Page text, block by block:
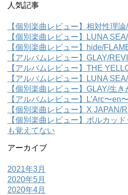
人気記事
【個別楽曲レビュー】相対性理
【個別楽曲レビュー】LUNA
【個別楽曲レビュー】hide/
【アルバムレビュー】GLAY/
【アルバムレビュー】THE
【アルバムレビュー】LUNA
【個別楽曲レビュー】GLAY/生き
【アルバムレビュー】L’Arc〜en
【個別楽曲レビュー】X JAPAN/
【個別楽曲レビュー】ポルカッ
も覚えてない
アーカイブ
2021年3月
2020年5月
2020年4月